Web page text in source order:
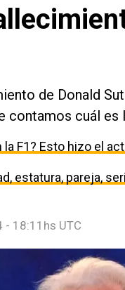
de Donald
contamos cuál es
la F1? Esto hizo el
estatura, pareja,
18:11hs UTC